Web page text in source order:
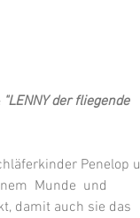
"LENNY der fliegende
Penelop
Munde  und
damit auch sie das